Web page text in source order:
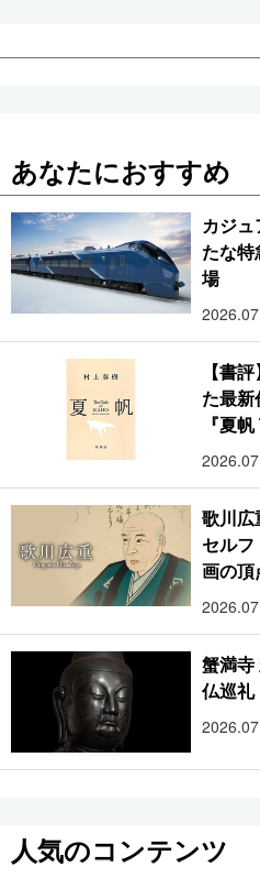
あなたにおすすめ
カジ
たな
場
【書
た最
『夏
歌川広
セル
画の頂
蟹満寺
仏巡礼
人気のコンテンツ